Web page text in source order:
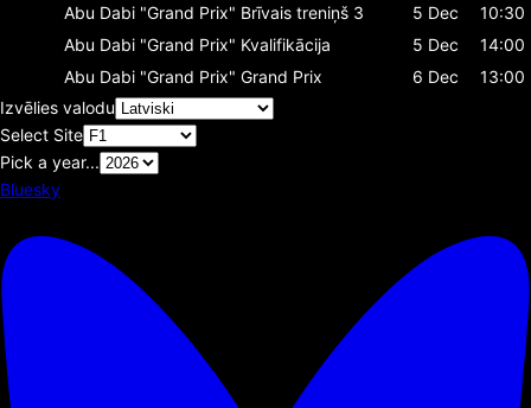
Abu Dabi "Grand Prix" Brīvais treniņš 3 5 Dec
10:30
Abu Dabi "Grand Prix" Kvalifikācija 5 Dec
14:00
Abu Dabi "Grand Prix" Grand Prix 6 Dec
13:00
Izvēlies valodu
Select Site
Pick a year...
Bluesky